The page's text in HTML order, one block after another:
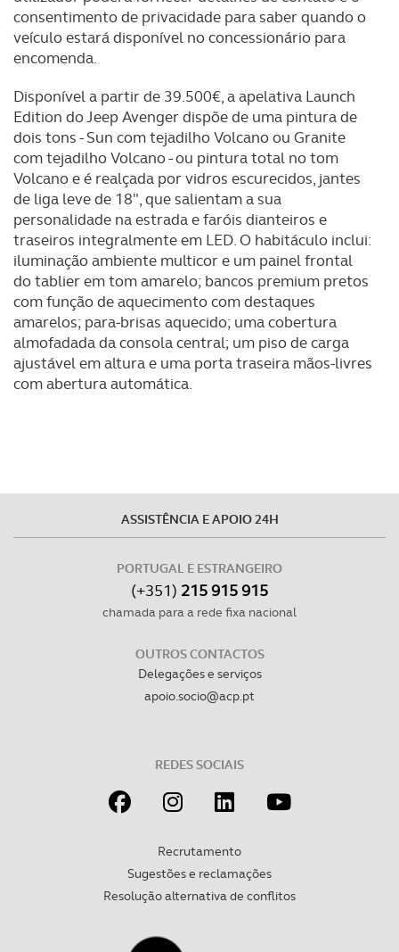
consentimento de privacidade para saber quando o
veículo estará disponível no concessionário para
encomenda.
Disponível a partir de 39.500€, a apelativa Launch
Edition do Jeep Avenger dispõe de uma pintura de
dois tons - Sun com tejadilho Volcano ou Granite
com tejadilho Volcano - ou pintura total no tom
Volcano e é realçada por vidros escurecidos, jantes
de liga leve de 18", que salientam a sua
personalidade na estrada e faróis dianteiros e
traseiros integralmente em LED. O habitáculo inclui:
iluminação ambiente multicor e um painel frontal
do tablier em tom amarelo; bancos premium pretos
com função de aquecimento com destaques
amarelos; para-brisas aquecido; uma cobertura
almofadada da consola central; um piso de carga
ajustável em altura e uma porta traseira mãos-livres
com abertura automática.
ASSISTÊNCIA E APOIO 24H
PORTUGAL E ESTRANGEIRO
(+351) 215 915 915
chamada para a rede fixa nacional
OUTROS CONTACTOS
Delegações e serviços
apoio.socio@acp.pt
REDES SOCIAIS
Recrutamento
Sugestões e reclamações
Resolução alternativa de conflitos